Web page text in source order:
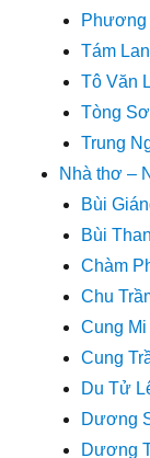
Phương
Tám
Tô Văn
Tòng
Trung
Nhà thơ –
Bùi
Bùi
Chàm
Chu
Cung Mi
Cung
Du Tử
Dương
Dương